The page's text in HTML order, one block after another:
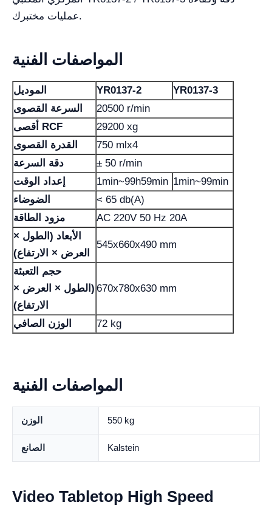
عمليات مختبرك.
المواصفات الفنية
الموديل YR0137-2
YR0137-3
السرعة القصوى
20500 r/min
أقصى RCF
29200 xg
القدرة القصوى
750 mlx4
دقة السرعة
± 50 r/min
إعداد الوقت
1min~99h59min 1min~99min
الضوضاء
< 65 db(A)
مزود الطاقة
AC 220V 50 Hz 20A
الأبعاد (الطول ×
العرض × الارتفاع)
545x660x490 mm
حجم التعبئة
(الطول × العرض ×
الارتفاع)
670x780x630 mm
الوزن الصافي 72 kg
المواصفات الفنية
الوزن 550 kg
الصانع Kalstein
Video Tabletop High Speed